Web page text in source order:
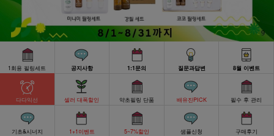
1회용 필링세트 공지사항 1:1문의 질문과답변 8월 이벤트
다다익선 셀러 대폭할인 약초필링 단품 배유진PICK 필수 후 관리
기초&시너지 1+1이벤트 5~7%할인 샘플신청 구매후기